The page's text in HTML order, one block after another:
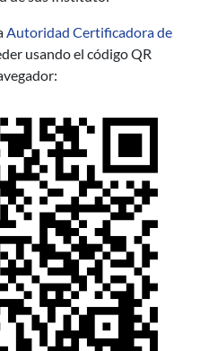
Autoridad Certificadora de
usando el código QR